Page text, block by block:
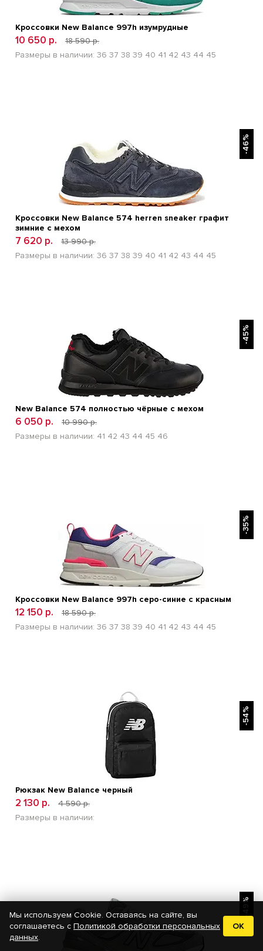
Кроссовки New Balance 997h изумрудные
10 650 р.
18 590 р.
Размеры в наличии: 36 37 38 39 40 41 42 43 44 45
-46%
Кроссовки New Balance 574 herren sneaker графит
зимние с мехом
7 620 р.
13 990 р.
Размеры в наличии: 36 37 38 39 40 41 42 43 44 45
-45%
New Balance 574 полностью чёрные с мехом
6 050 р.
10 990 р.
Размеры в наличии: 41 42 43 44 45 46
-35%
Кроссовки New Balance 997h серо-синие с красным
12 150 р.
18 590 р.
Размеры в наличии: 36 37 38 39 40 41 42 43 44 45
БЫСТРЫЙ ПРОСМОТР
-54%
Рюкзак New Balance черный
2 130 р.
4 590 р.
Размеры в наличии:
-49%
Мы используем Cookie. Оставаясь на сайте, вы
соглашаетесь с Политикой обработки персональных
данных.
OK